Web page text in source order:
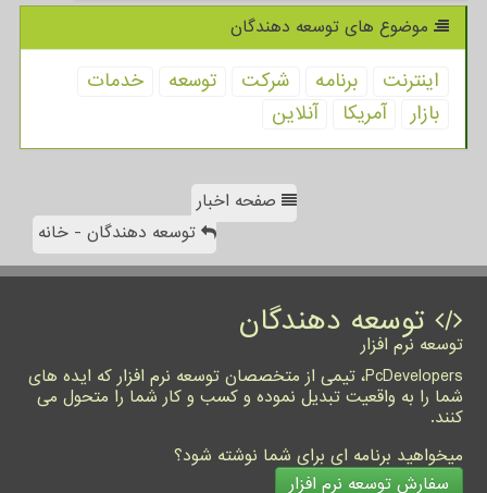
موضوع های توسعه دهندگان
اینترنت برنامه شركت توسعه
خدمات
بازار
آمریكا آنلاین
صفحه اخبار
توسعه دهندگان - خانه
توسعه دهندگان
توسعه نرم افزار
PcDevelopers، تیمی از متخصصان توسعه نرم افزار که ایده های
شما را به واقعیت تبدیل نموده و کسب و کار شما را متحول می
کنند.
میخواهید برنامه ای برای شما نوشته شود؟
سفارش توسعه نرم افزار